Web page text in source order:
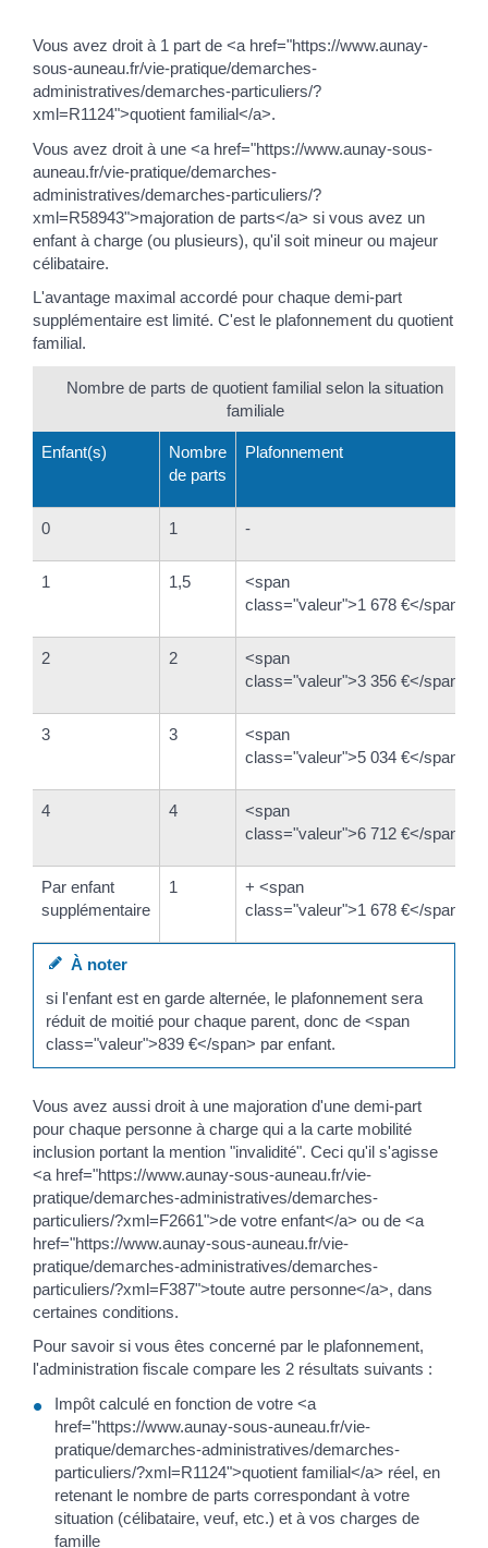
Vous avez droit à 1 part de <a href="https://www.aunay-
sous-auneau.fr/vie-pratique/demarches-
administratives/demarches-particuliers/?
xml=R1124">quotient familial</a>.
Vous avez droit à une <a href="https://www.aunay-sous-
auneau.fr/vie-pratique/demarches-
administratives/demarches-particuliers/?
xml=R58943">majoration de parts</a> si vous avez un
enfant à charge (ou plusieurs), qu'il soit mineur ou majeur
célibataire.
L'avantage maximal accordé pour chaque demi-part
supplémentaire est limité. C'est le plafonnement du quotient
familial.
Nombre de parts de quotient familial selon la situation
familiale
Enfant(s)
Nombre
de parts
Plafonnement
0 1 -
1 1,5
<span
class="valeur">1 678 €</span>
2 2
<span
class="valeur">3 356 €</span>
3 3
<span
class="valeur">5 034 €</span>
4 4
<span
class="valeur">6 712 €</span>
Par enfant
supplémentaire
1
+ <span
class="valeur">1 678 €</span>
À noter
si l'enfant est en garde alternée, le plafonnement sera
réduit de moitié pour chaque parent, donc de <span
class="valeur">839 €</span> par enfant.
Vous avez aussi droit à une majoration d'une demi-part
pour chaque personne à charge qui a la carte mobilité
inclusion portant la mention "invalidité". Ceci qu'il s'agisse
<a href="https://www.aunay-sous-auneau.fr/vie-
pratique/demarches-administratives/demarches-
particuliers/?xml=F2661">de votre enfant</a> ou de <a
href="https://www.aunay-sous-auneau.fr/vie-
pratique/demarches-administratives/demarches-
particuliers/?xml=F387">toute autre personne</a>, dans
certaines conditions.
Pour savoir si vous êtes concerné par le plafonnement,
l'administration fiscale compare les 2 résultats suivants :
Impôt calculé en fonction de votre <a
href="https://www.aunay-sous-auneau.fr/vie-
pratique/demarches-administratives/demarches-
particuliers/?xml=R1124">quotient familial</a> réel, en
retenant le nombre de parts correspondant à votre
situation (célibataire, veuf, etc.) et à vos charges de
famille